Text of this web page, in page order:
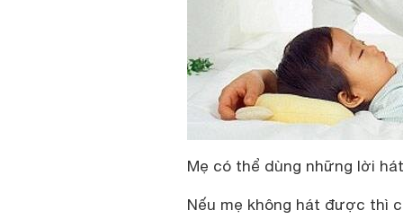
Mẹ có thể dùng những lời
Nếu mẹ không hát được thì